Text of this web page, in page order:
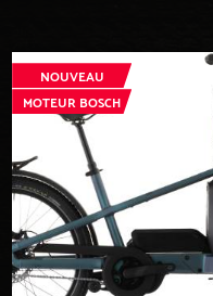
NOUVEAU
MOTEUR BOSCH